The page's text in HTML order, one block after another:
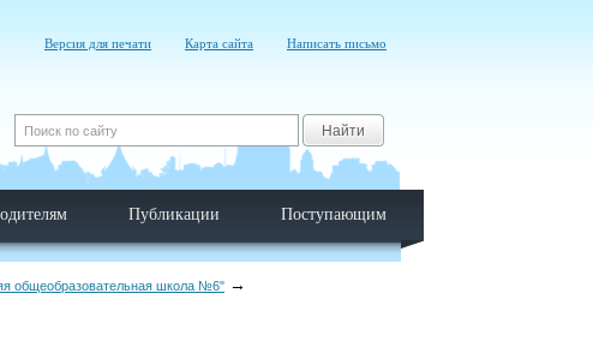
Версия для печати Карта сайта Написать письмо
Найти
Публикации Поступающим
общеобразовательная школа №6"